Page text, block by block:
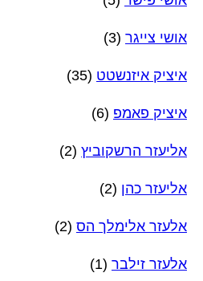
אושי צייגר (3)
איציק איזנשטט (35)
איציק פאמפ (6)
אליעזר הרשקוביץ (2)
אליעזר כהן (2)
אלעזר אלימלך הס (2)
אלעזר זילבר (1)